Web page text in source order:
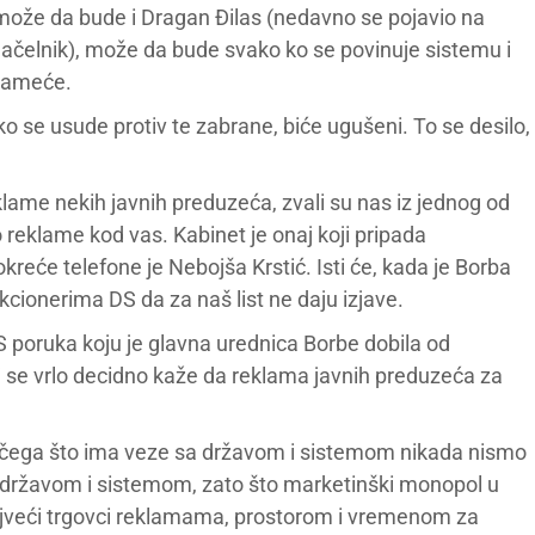
da bude i Dragan Đilas (nedavno se pojavio na
može da bude svako ko se povinuje sistemu i
se usude protiv te zabrane, biće ugušeni. To se desilo,
nekih javnih preduzeća, zvali su nas iz jednog od
kod vas. Kabinet je onaj koji pripada
telefone je Nebojša Krstić. Isti će, kada je Borba
DS da za naš list ne daju izjave.
koju je glavna urednica Borbe dobila od
vrlo decidno kaže da reklama javnih preduzeća za
što ima veze sa državom i sistemom nikada nismo
i sistemom, zato što marketinški monopol u
trgovci reklamama, prostorom i vremenom za